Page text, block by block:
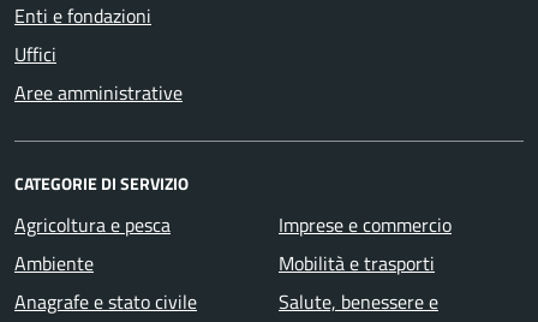
Enti e fondazioni
Uffici
Aree amministrative
CATEGORIE DI SERVIZIO
Agricoltura e pesca
Ambiente
Anagrafe e stato civile
Imprese e commercio
Mobilità e trasporti
Salute, benessere e